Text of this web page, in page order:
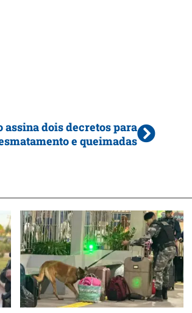
assina dois decretos para
e queimadas